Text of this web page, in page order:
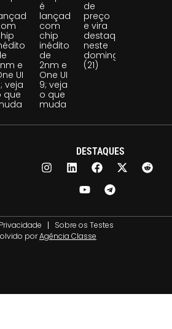
e
UI
veja
que
é
lançado
com
chip
inédito
de
2nm e
One UI
9; veja
o que
muda
de
preço
e vira
destaque
neste
domingo
(21)
DESTAQUES
Sobre os Testes
porAgência Classe